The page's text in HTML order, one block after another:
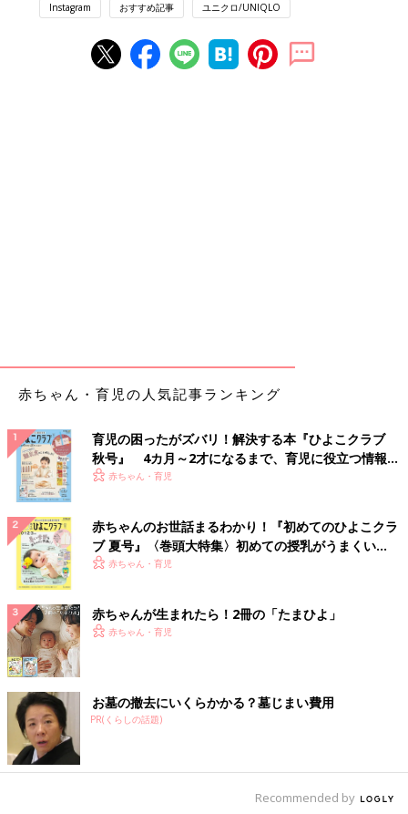
Instagram おすすめ記事 ユニクロ/UNIQLO
赤ちゃん・育児の人気記事ランキング
育児の困ったがズバリ！解決する本『ひよこクラブ
秋号』 4カ月～2才になるまで、育児に役立つ情報が
いっぱい！
赤ちゃん・育児
赤ちゃんのお世話まるわかり！『初めてのひよこクラ
ブ 夏号』〈巻頭大特集〉初めての授乳がうまくい
く！ おっぱい・ミルクの基本と夏のトラブル 解決テ
赤ちゃん・育児
赤ちゃんが生まれたら！2冊の「たまひよ」
赤ちゃん・育児
お墓の撤去にいくらかかる？墓じまい費用
PR(くらしの話題)
Recommended by